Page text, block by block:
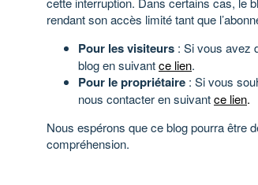
rendant son accès limité tant que
Pour les visiteurs : Si vous avez
blog en suivantce lien.
Pour le propriétaire : Si vous
nous contacter en suivantce lien.
Nous espérons que ce blog pourra être
compréhension.